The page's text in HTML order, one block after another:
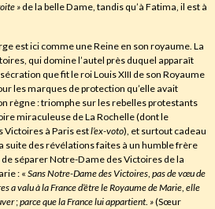
»de la belle Dame, tandis qu’à Fatima, il est à
est ici comme une Reine en son royaume. La
qui domine l’autel près duquel apparaît
que fit le roi Louis XIII de son Royaume
les marques de protection qu’elle avait
règne : triomphe sur les rebelles protestants
miraculeuse de La Rochelle (dont le
Victoires à Paris estl’ex-voto), et surtout cadeau
suite des révélations faites à un humble frère
séparer Notre-Dame des Victoires de la
: « Sans Notre-Dame des Victoires, pas de vœu de
a valuàla France d’être le Royaume de Marie, elle
;parce que la France lui appartient. »(Sœur